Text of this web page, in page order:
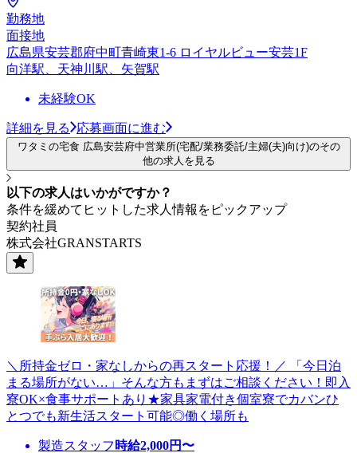
勤務地
面接地
広島県安芸郡府中町青崎東1-6 ロイヤルビュー安芸1F
向洋駅、天神川駅、矢賀駅
未経験OK
詳細を見る 応募画面に進む
ワタミの宅食 広島安芸府中営業所(宅配/業務委託/主婦(夫)向け)のその
他の求人を見る
以下の求人はいかがですか？
条件を緩めてヒットした求人情報をピックアップ
契約社員
株式会社GRANSTARTS
＼所持金ゼロ・家なしからの再スタート応援！／ 「今日泊
まる場所がない…」そんな方もまずはご相談ください！即入
寮OK×食事サポートあり★家具家電付き個室寮でカバンひ
とつでも新生活スタート可能◎働く場所も
製造スタッフ 時給2,000円〜